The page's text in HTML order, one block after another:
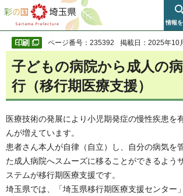
彩の国 埼玉県
情報
ページ番号：235392 掲載日：2025年10
子どもの病院から成人の
行（移行期医療支援）
医療技術の発展により小児期発症の慢性疾患を
んが増えています。
患者さん本人が自律（自立）し、自分の病気を
た成人病院へスムーズに移ることができるよう
ステムが移行期医療支援です。
埼玉県では、「埼玉県移行期医療支援センター